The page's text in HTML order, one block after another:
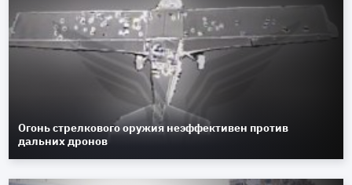
Огонь стрелкового оружия неэффективен против
дальних дронов